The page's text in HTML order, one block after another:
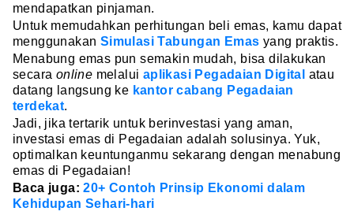
mendapatkan pinjaman.
Untuk memudahkan perhitungan beli emas, kamu dapat
menggunakan Simulasi Tabungan Emas yang praktis.
Menabung emas pun semakin mudah, bisa dilakukan
secara online melalui aplikasi Pegadaian Digital atau
datang langsung ke kantor cabang Pegadaian
terdekat.
Jadi, jika tertarik untuk berinvestasi yang aman,
investasi emas di Pegadaian adalah solusinya. Yuk,
optimalkan keuntunganmu sekarang dengan menabung
emas di Pegadaian!
Baca juga:20+ Contoh Prinsip Ekonomi dalam
Kehidupan Sehari-hari